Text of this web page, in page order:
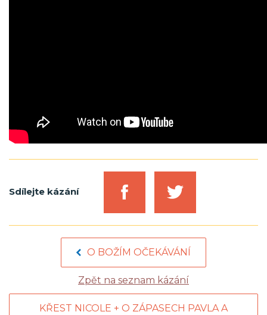
Sdílejte kázání
O BOŽÍM OČEKÁVÁNÍ
Zpět na seznam kázání
KŘEST NICOLE + O ZÁPASECH PAVLA A